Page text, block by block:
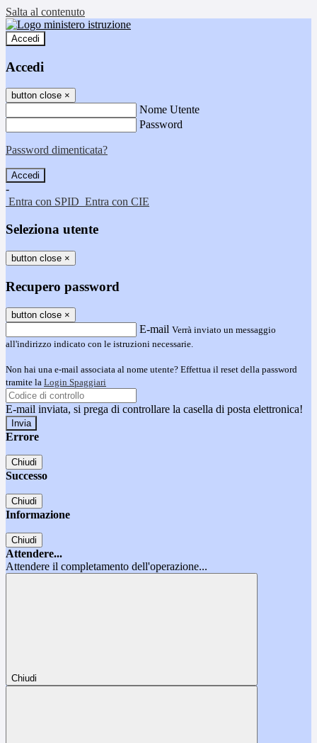
Salta al contenuto
Accedi
Accedi
button close ×
Nome Utente
Password
Password dimenticata?
-
Entra con SPID Entra con CIE
Seleziona utente
button close ×
Recupero password
button close ×
E-mail Verrà inviato un messaggio
all'indirizzo indicato con le istruzioni necessarie.
Non hai una e-mail associata al nome utente? Effettua il reset della password
tramite la Login Spaggiari
E-mail inviata, si prega di controllare la casella di posta elettronica!
Errore
Chiudi
Successo
Chiudi
Informazione
Chiudi
Attendere...
Attendere il completamento dell'operazione...
Chiudi